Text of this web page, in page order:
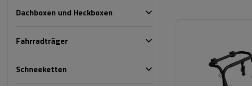
Dachboxen und Heckboxen
Fahrradträger
Schneeketten